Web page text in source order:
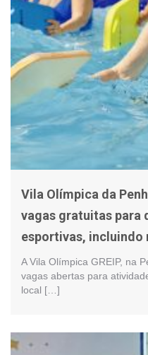
Vila Olímpica da
vagas gratuitas para
esportivas, incluindo
modalidades
A Vila Olímpica GREIP, na
vagas abertas para
local […]